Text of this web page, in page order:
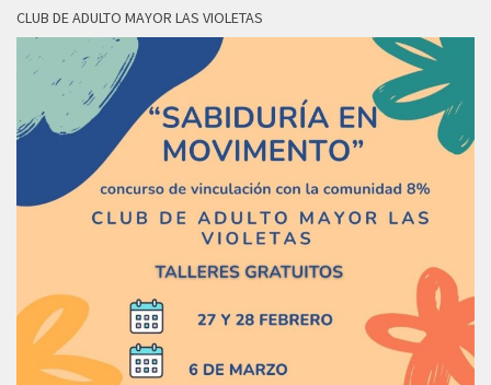
CLUB DE ADULTO MAYOR LAS VIOLETAS